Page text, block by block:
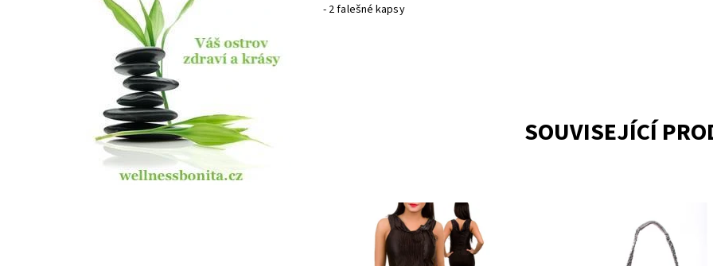
- 2 falešné kapsy
SOUVISEJÍCÍ
Dostupnost:
Skladem 1
7078BK
VIVA YOU U.S.A.
Skladem 2
BBHCJ010SL
bebe